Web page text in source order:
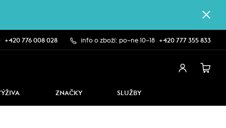
+420 776 008 028 info o zboží: po–ne 10–18 +420 777 355 833
ZNAČKY SLUŽBY